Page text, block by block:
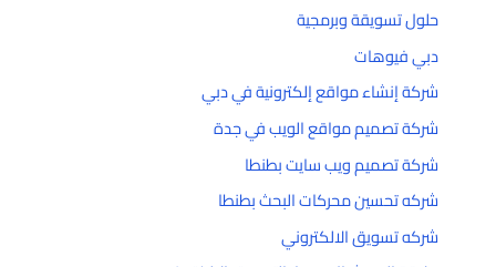
حلول تسويقة وبرمجية
دبي فيوهات
شركة إنشاء مواقع إلكترونية في دبي
شركة تصميم مواقع الويب في جدة
شركة تصميم ويب سايت بطنطا
شركه تحسين محركات البحث بطنطا
شركه تسويق الالكتروني